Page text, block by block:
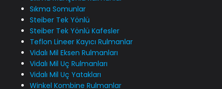
Sıkma Somunlar
Steiber Tek Yönlü
Steiber Tek Yönlü Kafesler
Teflon Lineer Kayıcı Rulmanlar
Vidalı Mil Eksen Rulmanları
Vidalı Mil Uç Rulmanları
Vidalı Mil Uç Yatakları
Winkel Kombine Rulmanlar